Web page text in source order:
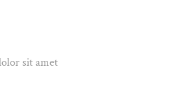
sit amet